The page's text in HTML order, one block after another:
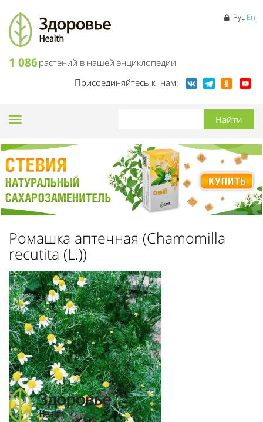
1 086растений в нашей энциклопедии
Рус En
Присоединяйтесь к нам:
Toggle
Ромашка аптечная (Chamomilla
recutita (L.))